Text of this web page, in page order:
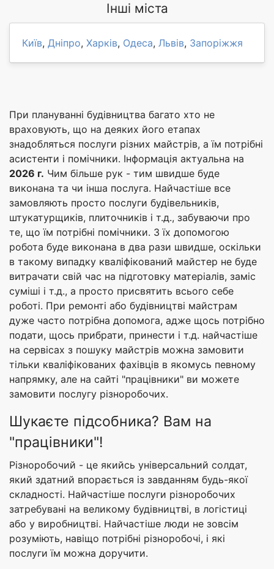
Інші міста
Київ, Дніпро, Харків, Одеса, Львів, Запоріжжя
При плануванні будівництва багато хто не
враховують, що на деяких його етапах
знадобляться послуги різних майстрів, а їм потрібні
асистенти і помічники. Інформація актуальна на
2026 г. Чим більше рук - тим швидше буде
виконана та чи інша послуга. Найчастіше все
замовляють просто послуги будівельників,
штукатурщиків, плиточників і т.д., забуваючи про
те, що їм потрібні помічники. З їх допомогою
робота буде виконана в два рази швидше, оскільки
в такому випадку кваліфікований майстер не буде
витрачати свій час на підготовку матеріалів, заміс
суміші і т.д., а просто присвятить всього себе
роботі. При ремонті або будівництві майстрам
дуже часто потрібна допомога, адже щось потрібно
подати, щось прибрати, принести і т.д. найчастіше
на сервісах з пошуку майстрів можна замовити
тільки кваліфікованих фахівців в якомусь певному
напрямку, але на сайті "працівники" ви можете
замовити послугу різноробочих.
Шукаєте підсобника? Вам на
"працівники"!
Різноробочий - це якийсь універсальний солдат,
який здатний впорається із завданням будь-якої
складності. Найчастіше послуги різноробочих
затребувані на великому будівництві, в логістиці
або у виробництві. Найчастіше люди не зовсім
розуміють, навіщо потрібні різноробочі, і які
послуги їм можна доручити.